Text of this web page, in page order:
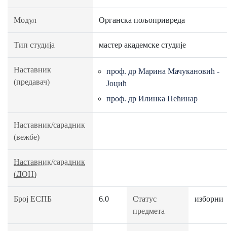
Модул Органска пољопривреда
Тип студија мастер академске студије
Наставник
(предавач)
проф. др Марина Мачукановић -
Јоцић
проф. др Илинка Пећинар
Наставник/сарадник
(вежбе)
Наставник/сарадник
(ДОН)
Број ЕСПБ 6.0
Статус
предмета
изборни